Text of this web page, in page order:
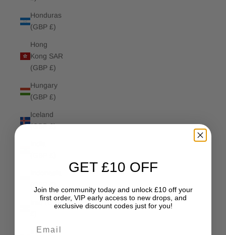
Honduras
(GBP £)
Hong
Kong SAR
(GBP £)
Hungary
(GBP £)
Iceland
(GBP £)
Iraq (GBP
Ireland
GET £10 OFF
Join the community today and unlock £10 off your
first order, VIP early access to new drops, and
exclusive discount codes just for you!